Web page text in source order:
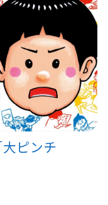
ピンチ